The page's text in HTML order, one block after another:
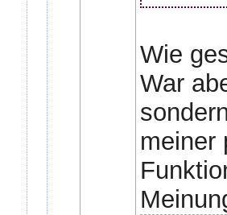
Wie
War
meiner